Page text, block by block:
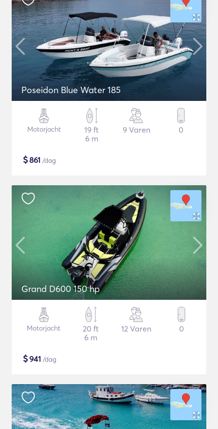
Poseidon Blue Water 185
Motorjacht
19 ft
6 m
9 Varen 0
$861 /dag
Grand D600 150 hp
Motorjacht
20 ft
6 m
12 Varen 0
$941 /dag